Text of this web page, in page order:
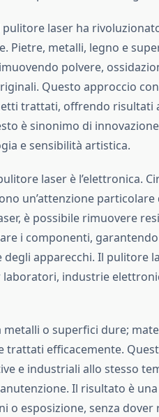
laser ha
Pietre, metalli, legno e
polvere,
Questo approccio
trattati, offrendo risultati
è sinonimo di
e sensibilità artistica.
laser è l’elettronica.
un’attenzione particolare
è possibile rimuovere
i componenti,
apparecchi. Il pulitore
industrie
metalli o superfici dure;
trattati efficacemente.
e industriali allo stesso
Il risultato è
esposizione, senza dover